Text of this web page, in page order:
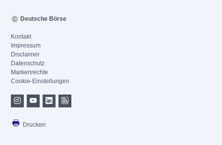
Deutsche Börse
Kontakt
Impressum
Disclaimer
Datenschutz
Markenrechte
Cookie-Einstellungen
Drucken